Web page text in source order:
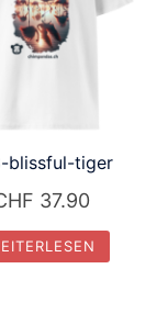
blissful-tiger
37.90